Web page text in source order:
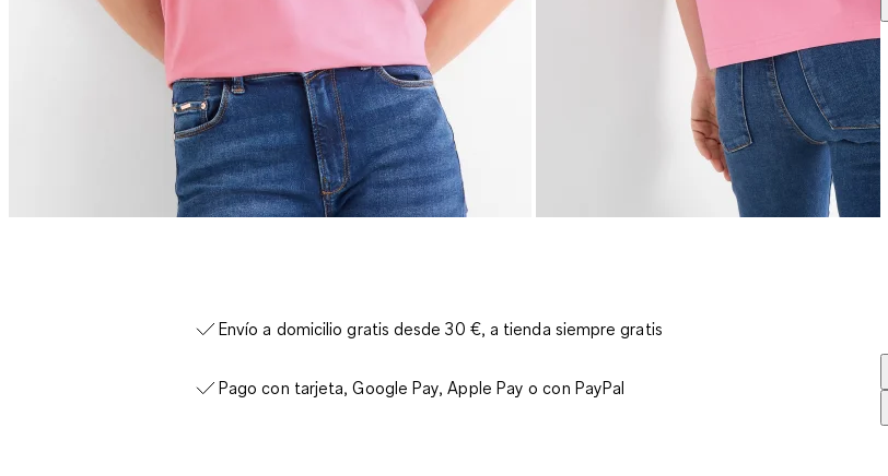
Envío a domicilio gratis desde 30 €, a tienda siempre gratis
Pago con tarjeta, Google Pay, Apple Pay o con PayPal